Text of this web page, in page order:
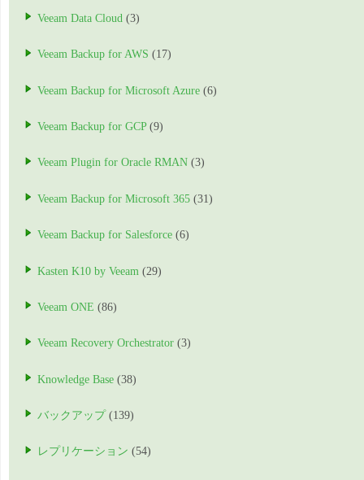
Veeam Data Cloud (3)
Veeam Backup for AWS (17)
Veeam Backup for Microsoft Azure (6)
Veeam Backup for GCP(9)
Veeam Plugin for Oracle RMAN (3)
Veeam Backup for Microsoft 365 (31)
Veeam Backup for Salesforce (6)
Kasten K10 by Veeam (29)
Veeam ONE (86)
Veeam Recovery Orchestrator (3)
Knowledge Base (38)
バックアップ (139)
レプリケーション (54)